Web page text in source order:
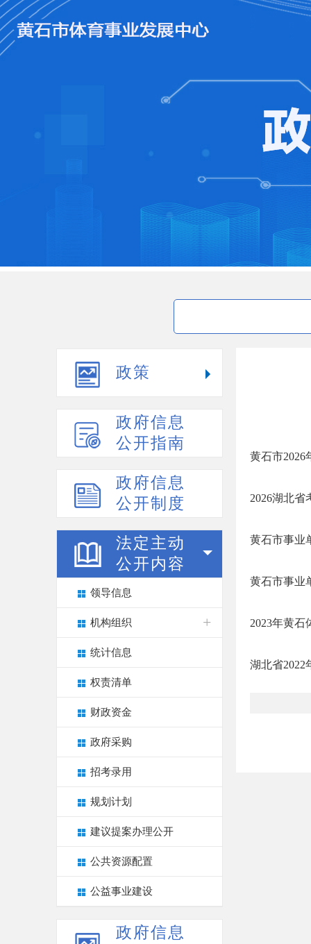
政策
政府信息
公开指南
政府信息
公开制度
法定主动
公开内容
领导信息
机构组织
统计信息
权责清单
财政资金
政府采购
招考录用
规划计划
建议提案办理公开
公共资源配置
公益事业建设
政府信息
黄石市2026
2026湖北省
黄石市事业
黄石市事业
2023年黄
湖北省2022